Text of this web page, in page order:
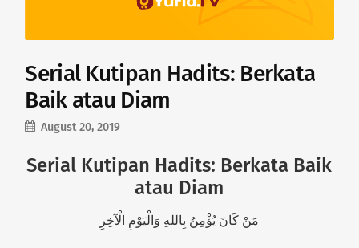
Serial Kutipan Hadits: Berkata
Baik atau Diam
August 20, 2019
Serial Kutipan Hadits: Berkata Baik
atau Diam
مَنْ كَانَ يُؤْمِنُ بِاللهِ وَالْيَوْمِ الْآخِرِ